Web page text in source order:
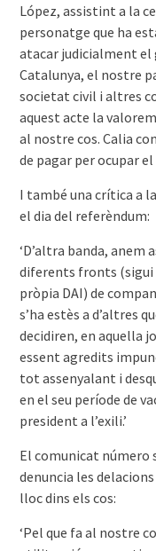
López, assistint a la
personatge que ha
atacar judicialment el
Catalunya, el nostre
societat civil i altres
aquest acte la
al nostre cos. Calia
de pagar per ocupar
I també una crítica a
el dia del referèndum:
‘D’altra banda,
diferents fronts (sigui
pròpia DAI) de
s’ha estès a d’altres
decidiren, en aquella
essent agredits
tot assenyalant i
en el seu període de
president a l’exili.’
El comunicat número
denuncia les
lloc dins els cos:
‘Pel que fa al nostre